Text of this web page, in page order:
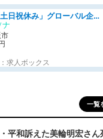
09月開始/「土日祝休み」グローバル企業での産業保健のお仕事/保健師/高時給/残業なし/服装自由
ナ
求人ボックス
一覧
平和訴えた美輪明宏さ